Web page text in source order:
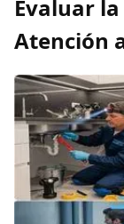
Evaluar
Atención